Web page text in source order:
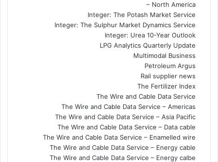
– North America
Integer: The Potash Market Service
Integer: The Sulphur Market Dynamics Service
Integer: Urea 10-Year Outlook
LPG Analytics Quarterly Update
Multimodal Business
Petroleum Argus
Rail supplier news
The Fertilizer Index
The Wire and Cable Data Service
The Wire and Cable Data Service – Americas
The Wire and Cable Data Service – Asia Pacific
The Wire and Cable Data Service – Data cable
The Wire and Cable Data Service – Enamelled wire
The Wire and Cable Data Service – Energy cable
The Wire and Cable Data Service – Energy calbe